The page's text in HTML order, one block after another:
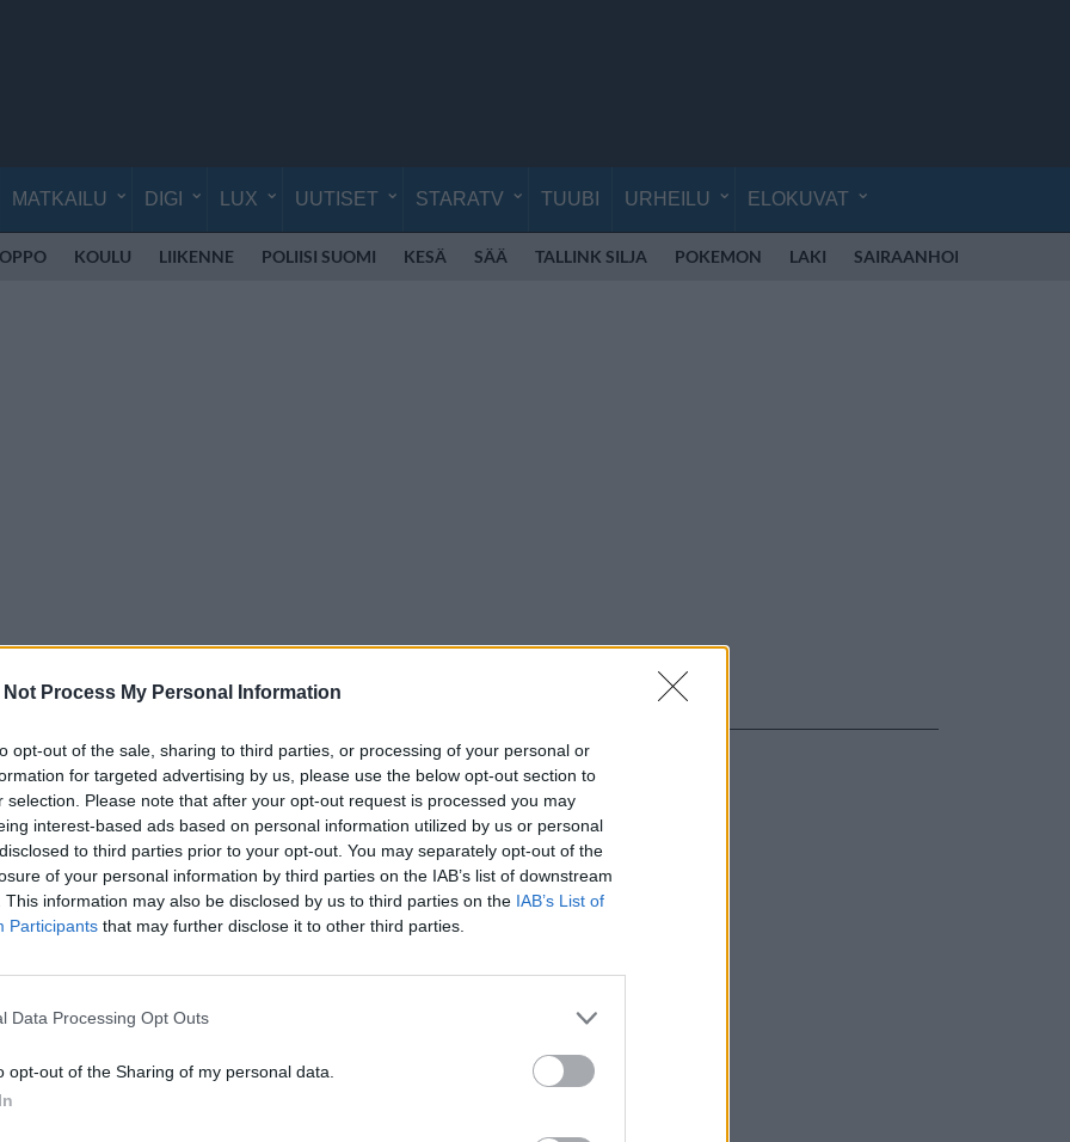
Not Process My Personal Information
opt-out of the sale, sharing to third parties, or processing of your personal or
for targeted advertising by us, please use the below opt-out section to
selection. Please note that after your opt-out request is processed you may
interest-based ads based on personal information utilized by us or personal
to third parties prior to your opt-out. You may separately opt-out of the
of your personal information by third parties on the IAB’s list of downstream
This information may also be disclosed by us to third parties on the IAB’s List of
Participants that may further disclose it to other third parties.
Data Processing Opt Outs
opt-out of the Sharing of my personal data.
MATKAILU DIGI LUX UUTISET STARATV TUUBI URHEILU ELOKUVAT
KOULU LIIKENNE POLIISI SUOMI KESÄ SÄÄ TALLINK SILJA POKEMON LAKI SAIRAANHOITAJA